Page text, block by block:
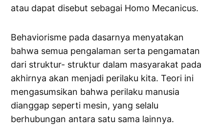
atau dapat disebut sebagai Homo Mecanicus.
Behaviorisme pada dasarnya menyatakan
bahwa semua pengalaman serta pengamatan
dari struktur- struktur dalam masyarakat pada
akhirnya akan menjadi perilaku kita. Teori ini
mengasumsikan bahwa perilaku manusia
dianggap seperti mesin, yang selalu
berhubungan antara satu sama lainnya.